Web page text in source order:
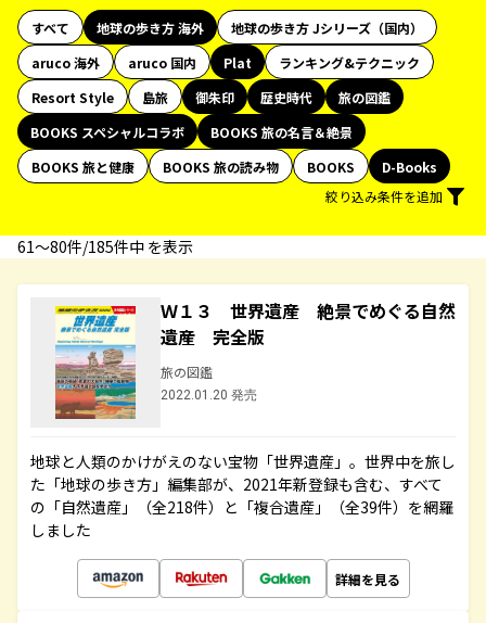
すべて 地球の歩き方 海外
地球の歩き方 Jシリーズ（国内）
aruco 海外
aruco 国内 Plat
ランキング&テクニック
Resort Style
島旅 御朱印 歴史時代
旅の図鑑
BOOKS スペシャルコラボ
BOOKS 旅の名言＆絶景
BOOKS 旅と健康
BOOKS 旅の読み物 BOOKS
D-Books
絞り込み条件を追加
61〜80件/185件中 を表示
Ｗ１３ 世界遺産 絶景でめぐる自然
遺産 完全版
旅の図鑑
2022.01.20 発売
地球と人類のかけがえのない宝物「世界遺産」。世界中を旅し
た「地球の歩き方」編集部が、2021年新登録も含む、すべて
の「自然遺産」（全218件）と「複合遺産」（全39件）を網羅
しました
詳細を見る